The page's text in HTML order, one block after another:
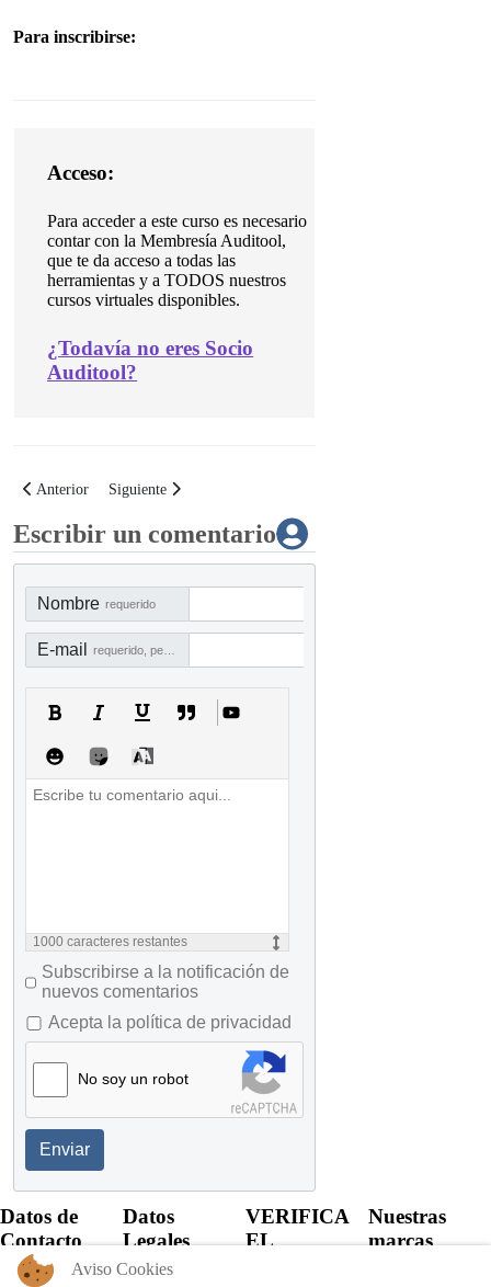
Para inscribirse:
Acceso:
Para acceder a este curso es necesario
contar con la Membresía Auditool,
que te da acceso a todas las
herramientas y a TODOS nuestros
cursos virtuales disponibles.
¿Todavía no eres Socio
Auditool?
Artículo anterior: Curso Virtual: Auditoría del Shadow IT
Anterior Artículo siguiente: Maestros de la auditoría: El ecosistema
Siguiente
Escribir un comentario
Nombre requerido
E-mail
1000 caracteres restantes
Subscribirse a la notificación de
nuevos comentarios
Acepta la política de privacidad
No soy un robot
Enviar
Datos de
Contacto
Datos
Legales
VERIFICA
EL
Nuestras
marcas
Aviso Cookies